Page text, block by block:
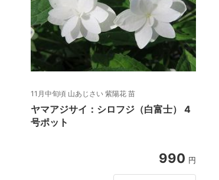
11月中旬頃 山あじさい 紫陽花 苗
ヤマアジサイ：シロフジ（白富士） 4
号ポット
990 円